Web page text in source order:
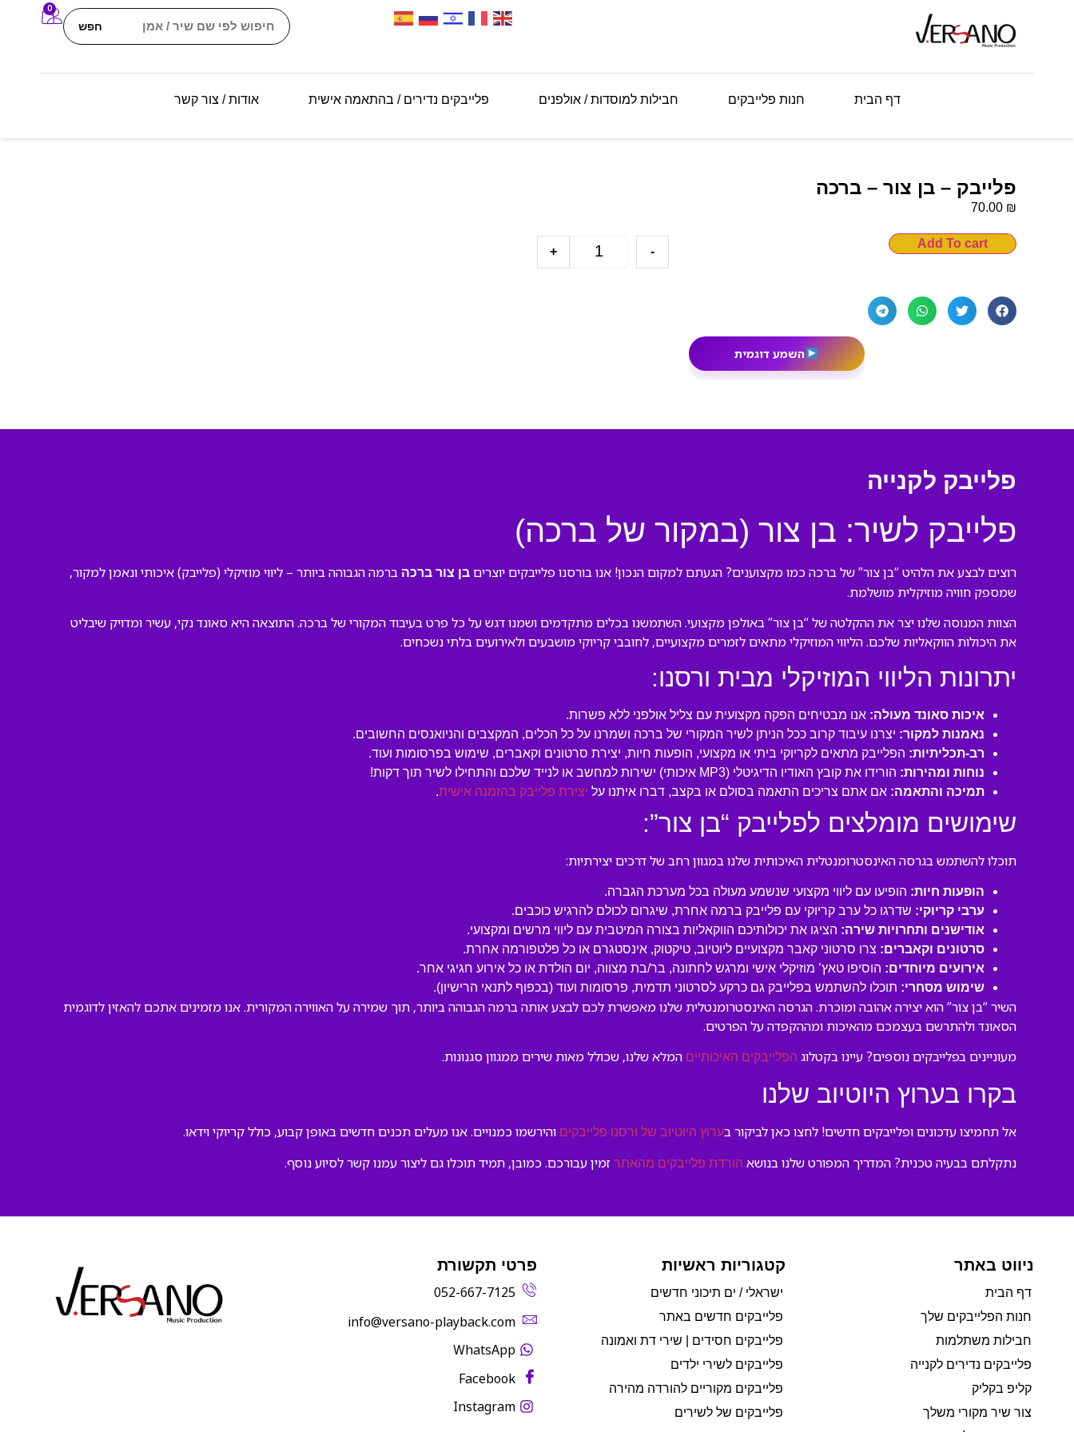
חפש
0
דף הבית חנות פלייבקים חבילות למוסדות / אולפנים פלייבקים נדירים / בהתאמה אישית אודות / צור קשר
פלייבק – בן צור – ברכה
70.00 ₪
-
+
Add To cart
השמע דוגמית
פלייבק לקנייה
פלייבק לשיר: בן צור (במקור של ברכה)
רוצים לבצע את הלהיט “בן צור” של ברכה כמו מקצוענים? הגעתם למקום הנכון! אנו בורסנו פלייבקים יוצרים בן צור ברכה ברמה הגבוהה ביותר – ליווי מוזיקלי (פלייבק) איכותי ונאמן למקור,
שמספק חוויה מוזיקלית מושלמת.
הצוות המנוסה שלנו יצר את ההקלטה של “בן צור” באולפן מקצועי. השתמשנו בכלים מתקדמים ושמנו דגש על כל פרט בעיבוד המקורי של ברכה. התוצאה היא סאונד נקי, עשיר ומדויק שיבליט
את היכולות הווקאליות שלכם. הליווי המוזיקלי מתאים לזמרים מקצועיים, לחובבי קריוקי מושבעים ולאירועים בלתי נשכחים.
יתרונות הליווי המוזיקלי מבית ורסנו:
איכות סאונד מעולה: אנו מבטיחים הפקה מקצועית עם צליל אולפני ללא פשרות.
נאמנות למקור: יצרנו עיבוד קרוב ככל הניתן לשיר המקורי של ברכה ושמרנו על כל הכלים, המקצבים והניואנסים החשובים.
רב-תכליתיות: הפלייבק מתאים לקריוקי ביתי או מקצועי, הופעות חיות, יצירת סרטונים וקאברים, שימוש בפרסומות ועוד.
נוחות ומהירות: הורידו את קובץ האודיו הדיגיטלי (MP3 איכותי) ישירות למחשב או לנייד שלכם והתחילו לשיר תוך דקות!
תמיכה והתאמה: אם אתם צריכים התאמה בסולם או בקצב, דברו איתנו על יצירת פלייבק בהזמנה אישית.
שימושים מומלצים לפלייבק “בן צור”:
תוכלו להשתמש בגרסה האינסטרומנטלית האיכותית שלנו במגוון רחב של דרכים יצירתיות:
הופעות חיות: הופיעו עם ליווי מקצועי שנשמע מעולה בכל מערכת הגברה.
ערבי קריוקי: שדרגו כל ערב קריוקי עם פלייבק ברמה אחרת, שיגרום לכולם להרגיש כוכבים.
אודישנים ותחרויות שירה: הציגו את יכולותיכם הווקאליות בצורה המיטבית עם ליווי מרשים ומקצועי.
סרטונים וקאברים: צרו סרטוני קאבר מקצועיים ליוטיוב, טיקטוק, אינסטגרם או כל פלטפורמה אחרת.
אירועים מיוחדים: הוסיפו טאץ’ מוזיקלי אישי ומרגש לחתונה, בר/בת מצווה, יום הולדת או כל אירוע חגיגי אחר.
שימוש מסחרי: תוכלו להשתמש בפלייבק גם כרקע לסרטוני תדמית, פרסומות ועוד (בכפוף לתנאי הרישיון).
השיר “בן צור” הוא יצירה אהובה ומוכרת. הגרסה האינסטרומנטלית שלנו מאפשרת לכם לבצע אותה ברמה הגבוהה ביותר, תוך שמירה על האווירה המקורית. אנו מזמינים אתכם להאזין לדוגמית
הסאונד ולהתרשם בעצמכם מהאיכות ומההקפדה על הפרטים.
מעוניינים בפלייבקים נוספים? עיינו בקטלוג הפלייבקים האיכותיים המלא שלנו, שכולל מאות שירים ממגוון סגנונות.
בקרו בערוץ היוטיוב שלנו
אל תחמיצו עדכונים ופלייבקים חדשים! לחצו כאן לביקור בערוץ היוטיוב של ורסנו פלייבקים והירשמו כמנויים. אנו מעלים תכנים חדשים באופן קבוע, כולל קריוקי וידאו.
נתקלתם בבעיה טכנית? המדריך המפורט שלנו בנושא הורדת פלייבקים מהאתר זמין עבורכם. כמובן, תמיד תוכלו גם ליצור עמנו קשר לסיוע נוסף.
ניווט באתר
דף הבית
חנות הפלייבקים שלך
חבילות משתלמות
פלייבקים נדירים לקנייה
קליפ בקליק
צור שיר מקורי משלך
קטגוריות ראשיות
ישראלי / ים תיכוני חדשים
פלייבקים חדשים באתר
פלייבקים חסידים | שירי דת ואמונה
פלייבקים לשירי ילדים
פלייבקים מקוריים להורדה מהירה
פלייבקים של לשירים
פרטי תקשורת
052-667-7125
‫info@versano-playback.com‬
WhatsApp
Facebook
Instagram